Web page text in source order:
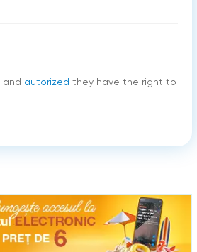
and autorized they have the right to